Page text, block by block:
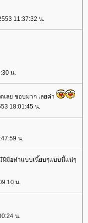
11:37:32 น.
น.
เลย ชอบมาก เลยค่า
18:01:45 น.
น.
มือทำแบบเนี๊ยบๆแบบนี้แน่ๆ
น.
น.